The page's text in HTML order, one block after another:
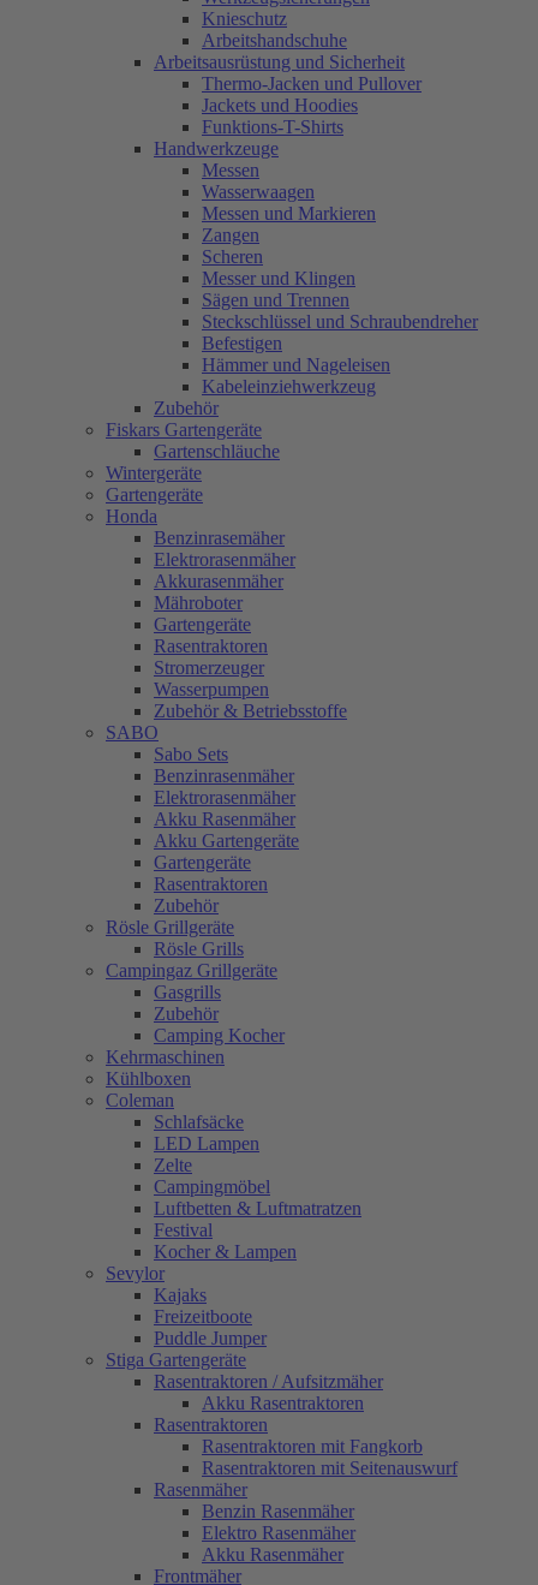
Knieschutz
Arbeitshandschuhe
Arbeitsausrüstung und Sicherheit
Thermo-Jacken und Pullover
Jackets und Hoodies
Funktions-T-Shirts
Handwerkzeuge
Messen
Wasserwaagen
Messen und Markieren
Zangen
Scheren
Messer und Klingen
Sägen und Trennen
Steckschlüssel und Schraubendreher
Befestigen
Hämmer und Nageleisen
Kabeleinziehwerkzeug
Zubehör
Fiskars Gartengeräte
Gartenschläuche
Wintergeräte
Gartengeräte
Honda
Benzinrasemäher
Elektrorasenmäher
Akkurasenmäher
Mähroboter
Gartengeräte
Rasentraktoren
Stromerzeuger
Wasserpumpen
Zubehör & Betriebsstoffe
SABO
Sabo Sets
Benzinrasenmäher
Elektrorasenmäher
Akku Rasenmäher
Akku Gartengeräte
Gartengeräte
Rasentraktoren
Zubehör
Rösle Grillgeräte
Rösle Grills
Campingaz Grillgeräte
Gasgrills
Zubehör
Camping Kocher
Kehrmaschinen
Kühlboxen
Coleman
Schlafsäcke
LED Lampen
Zelte
Campingmöbel
Luftbetten & Luftmatratzen
Festival
Kocher & Lampen
Sevylor
Kajaks
Freizeitboote
Puddle Jumper
Stiga Gartengeräte
Rasentraktoren / Aufsitzmäher
Akku Rasentraktoren
Rasentraktoren
Rasentraktoren mit Fangkorb
Rasentraktoren mit Seitenauswurf
Rasenmäher
Benzin Rasenmäher
Elektro Rasenmäher
Akku Rasenmäher
Frontmäher